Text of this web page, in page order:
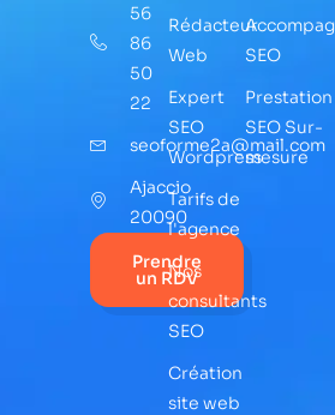
56
86
50
22
seoforme2a@mail.com
Ajaccio
20090
Prendre
un RDV
Rédacteur
Web
Expert
SEO
Wordpress
Tarifs de
l'agence
Nos
consultants
SEO
Création
site web
SEO
Prestation
SEO Sur-
mesure